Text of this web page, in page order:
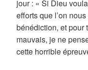
jour : « Si Dieu
efforts que l’on
bénédiction, et pour
mauvais, je ne
cette horrible